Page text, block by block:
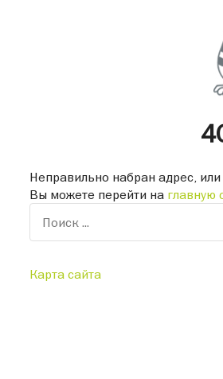
Неправильно набран адрес,
Вы можете перейти на главную
Карта сайта